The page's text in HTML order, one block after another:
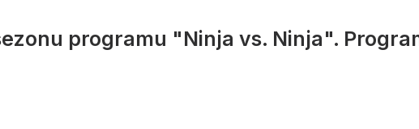
programu "Ninja vs. Ninja".